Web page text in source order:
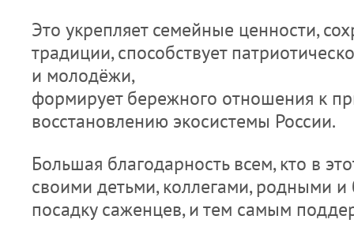
Это укрепляет семейные ценности,
традиции, способствует
и молодёжи,
формирует бережного отношения к
восстановлению экосистемы России.
Большая благодарность всем, кто в
своими детьми, коллегами, родными
посадку саженцев, и тем самым